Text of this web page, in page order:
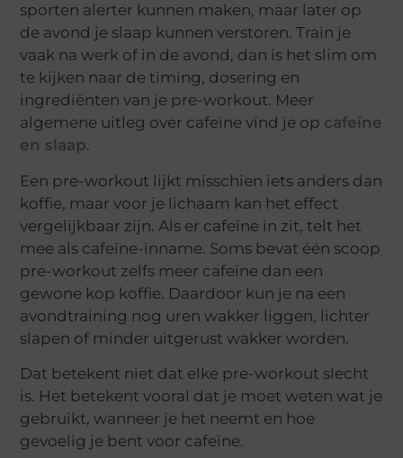
sporten alerter kunnen maken, maar later op
de avond je slaap kunnen verstoren. Train je
vaak na werk of in de avond, dan is het slim om
te kijken naar de timing, dosering en
ingrediënten van je pre-workout. Meer
algemene uitleg over cafeïne vind je op cafeïne
en slaap.
Een pre-workout lijkt misschien iets anders dan
koffie, maar voor je lichaam kan het effect
vergelijkbaar zijn. Als er cafeïne in zit, telt het
mee als cafeïne-inname. Soms bevat één scoop
pre-workout zelfs meer cafeïne dan een
gewone kop koffie. Daardoor kun je na een
avondtraining nog uren wakker liggen, lichter
slapen of minder uitgerust wakker worden.
Dat betekent niet dat elke pre-workout slecht
is. Het betekent vooral dat je moet weten wat je
gebruikt, wanneer je het neemt en hoe
gevoelig je bent voor cafeïne.